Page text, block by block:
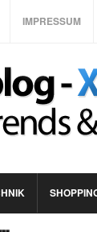
IMPRESSUM